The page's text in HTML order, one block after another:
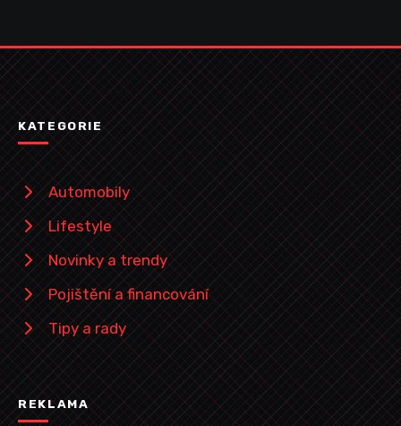
KATEGORIE
Automobily
Lifestyle
Novinky a trendy
Pojištění a financování
Tipy a rady
REKLAMA